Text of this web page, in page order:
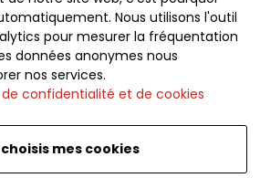
Souscrire
Nous utilisons l'outil
pour mesurer la fréquentation
données anonymes nous
nos services.
confidentialité et de cookies
mes cookies